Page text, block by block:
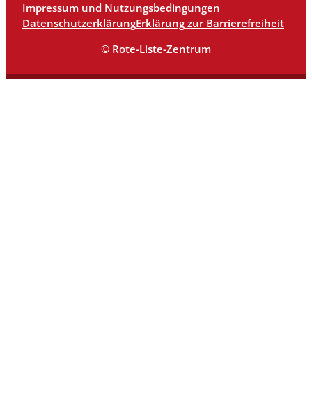
Impressum und Nutzungsbedingungen
DatenschutzerklärungErklärung zur Barrierefreiheit
© Rote-Liste-Zentrum